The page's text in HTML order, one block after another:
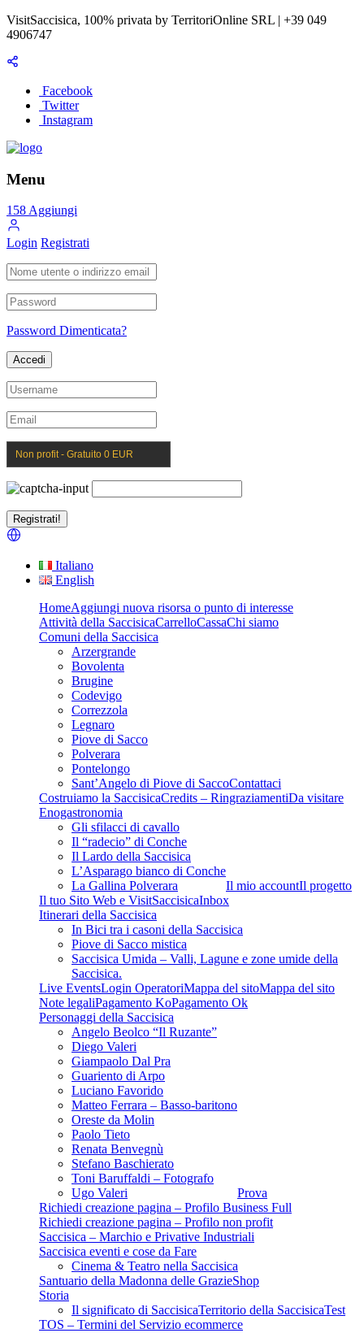
VisitSaccisica, 100% privata by TerritoriOnline SRL | +39 049
4906747
Facebook
Twitter
Instagram
Menu
158Aggiungi
Login Registrati
Password Dimenticata?
Non profit - Gratuito 0 EUR
Italiano
English
HomeAggiungi nuova risorsa o punto di interesse
Attività della SaccisicaCarrelloCassaChi siamo
Comuni della Saccisica
Arzergrande
Bovolenta
Brugine
Codevigo
Correzzola
Legnaro
Piove di Sacco
Polverara
Pontelongo
Sant’Angelo di Piove di SaccoContattaci
Costruiamo la SaccisicaCredits – RingraziamentiDa visitare
Enogastronomia
Gli sfilacci di cavallo
Il “radecio” di Conche
Il Lardo della Saccisica
L’Asparago bianco di Conche
La Gallina Polverara
Il mio accountIl progetto
Il tuo Sito Web e VisitSaccisicaInbox
Itinerari della Saccisica
In Bici tra i casoni della Saccisica
Piove di Sacco mistica
Saccisica Umida – Valli, Lagune e zone umide della
Saccisica.
Live EventsLogin OperatoriMappa del sitoMappa del sito
Note legaliPagamento KoPagamento Ok
Personaggi della Saccisica
Angelo Beolco “Il Ruzante”
Diego Valeri
Giampaolo Dal Pra
Guariento di Arpo
Luciano Favorido
Matteo Ferrara – Basso-baritono
Oreste da Molin
Paolo Tieto
Renata Benvegnù
Stefano Baschierato
Toni Baruffaldi – Fotografo
Ugo Valeri
Prova
Richiedi creazione pagina – Profilo Business Full
Richiedi creazione pagina – Profilo non profit
Saccisica – Marchio e Privative Industriali
Saccisica eventi e cose da Fare
Cinema & Teatro nella Saccisica
Santuario della Madonna delle GrazieShop
Storia
Il significato di SaccisicaTerritorio della SaccisicaTest
TOS – Termini del Servizio ecommerce